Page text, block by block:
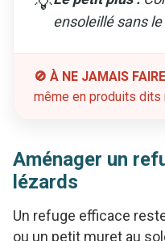
ensoleillé sans
🚫 À NE JAMAIS
même en produits dits
Aménager un
lézards
Un refuge efficace
ou un petit muret au